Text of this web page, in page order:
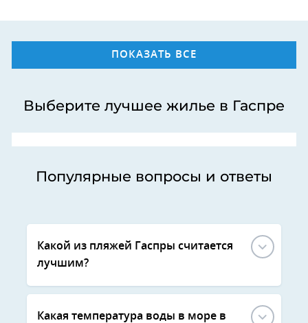
ПОКАЗАТЬ ВСЕ
Выберите лучшее жилье в Гаспре
Популярные вопросы и ответы
Какой из пляжей Гаспры считается
лучшим?
Какая температура воды в море в